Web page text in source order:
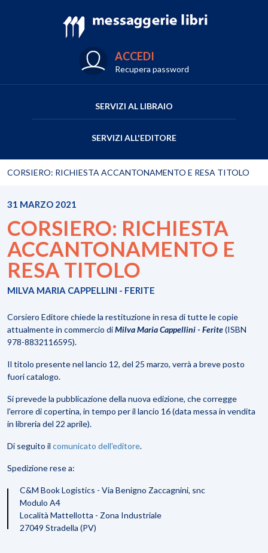
ACCEDI
Recupera password
SERVIZI AL LIBRAIO
SERVIZI ALL'EDITORE
CORSIERO: RICHIESTA ACCANTONAMENTO E RESA TITOLO
31 MARZO 2021
CORSIERO: RICHIESTA
ACCANTONAMENTO E
RESA TITOLO
MILVA MARIA CAPPELLINI - FERITE
Corsiero Editore chiede la restituzione in resa di tutte le copie
attualmente in commercio diMilva Maria Cappellini - Ferite(ISBN
978-8832116595).
Il titolo presente nel lancio 12, del 25 marzo, verrà a breve posto
fuori catalogo.
Si prevede la pubblicazione della nuova edizione, che corregge
l'errore di copertina, in tempo per il lancio 16 (data messa in vendita
in libreria del 22 aprile).
Di seguito il comunicato dell'editore.
Spedizione rese a:
C&M Book Logistics - Via Benigno Zaccagnini, snc
Modulo A4
Località Mattellotta - Zona Industriale
27049 Stradella (PV)